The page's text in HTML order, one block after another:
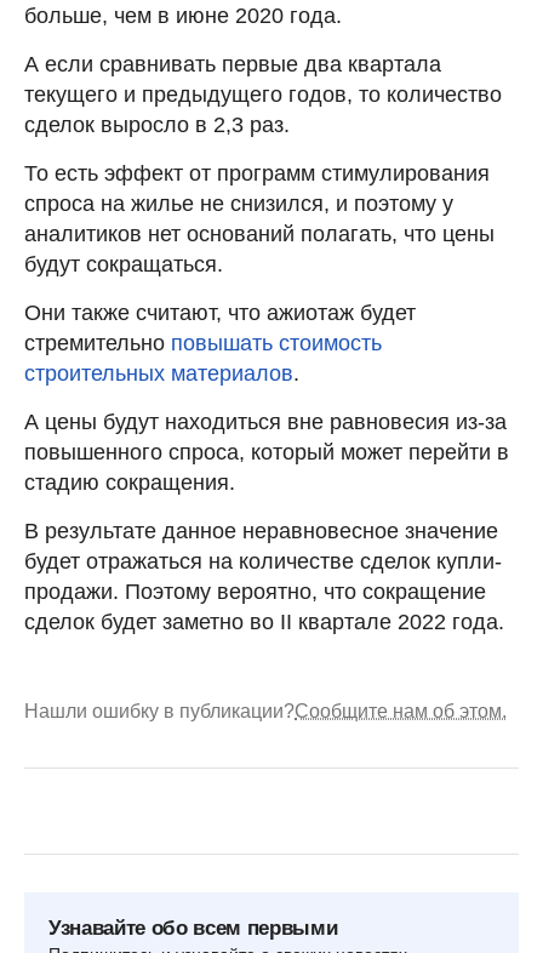
больше, чем в июне 2020 года.
А если сравнивать первые два квартала
текущего и предыдущего годов, то количество
сделок выросло в 2,3 раз.
То есть эффект от программ стимулирования
спроса на жилье не снизился, и поэтому у
аналитиков нет оснований полагать, что цены
будут сокращаться.
Они также считают, что ажиотаж будет
стремительно повышать стоимость
строительных материалов.
А цены будут находиться вне равновесия из-за
повышенного спроса, который может перейти в
стадию сокращения.
В результате данное неравновесное значение
будет отражаться на количестве сделок купли-
продажи. Поэтому вероятно, что сокращение
сделок будет заметно во II квартале 2022 года.
Нашли ошибку в публикации?Сообщите нам об этом.
Узнавайте обо всем первыми